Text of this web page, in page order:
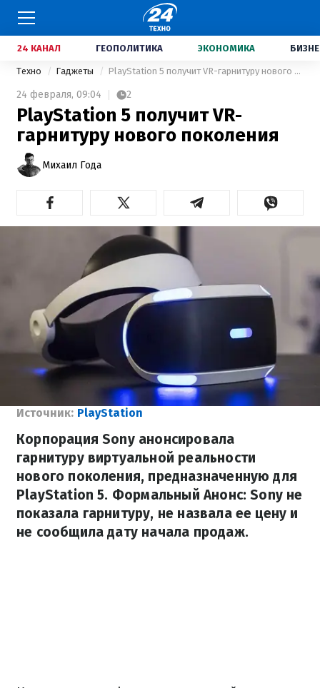
24 КАНАЛ ГЕОПОЛИТИКА ЭКОНОМИКА
Техно Гаджеты PlayStation 5 получит VR-гарнитуру нового поколения
24 февраля, 09:04 2
PlayStation 5 получит VR-
гарнитуру нового поколения
Михаил Года
Источник: PlayStation
Корпорация Sony анонсировала
гарнитуру виртуальной реальности
нового поколения, предназначенную для
PlayStation 5. Формальный Анонс: Sony не
показала гарнитуру, не назвала ее цену и
не сообщила дату начала продаж.